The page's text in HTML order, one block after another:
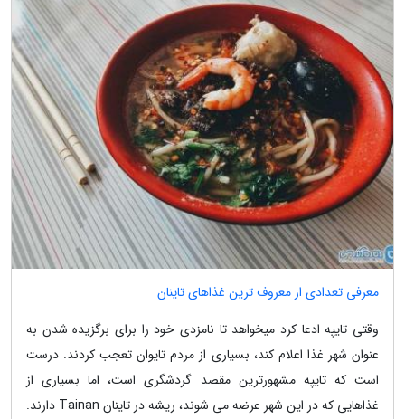
معرفی تعدادی از معروف ترین غذاهای تاینان
وقتی تایپه ادعا کرد میخواهد تا نامزدی خود را برای برگزیده شدن به
عنوان شهر غذا اعلام کند، بسیاری از مردم تایوان تعجب کردند. درست
است که تایپه مشهورترین مقصد گردشگری است، اما بسیاری از
غذاهایی که در این شهر عرضه می شوند، ریشه در تاینان Tainan دارند.